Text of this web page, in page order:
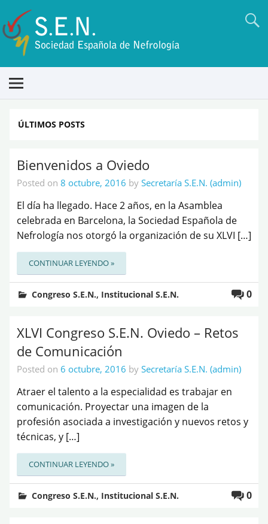
ÚLTIMOS POSTS
Bienvenidos a Oviedo
Posted on 8 octubre, 2016 by Secretaría S.E.N. (admin)
El día ha llegado. Hace 2 años, en la Asamblea
celebrada en Barcelona, la Sociedad Española de
Nefrología nos otorgó la organización de su XLVI […]
CONTINUAR LEYENDO »
0
Congreso S.E.N., Institucional S.E.N.
XLVI Congreso S.E.N. Oviedo – Retos
de Comunicación
Posted on 6 octubre, 2016 by Secretaría S.E.N. (admin)
Atraer el talento a la especialidad es trabajar en
comunicación. Proyectar una imagen de la
profesión asociada a investigación y nuevos retos y
técnicas, y […]
CONTINUAR LEYENDO »
0
Congreso S.E.N., Institucional S.E.N.